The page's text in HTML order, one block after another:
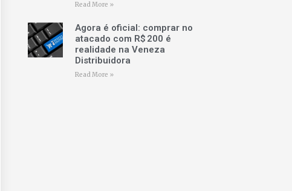
Read More »
Agora é oficial: comprar no
atacado com R$ 200 é
realidade na Veneza
Distribuidora
Read More »